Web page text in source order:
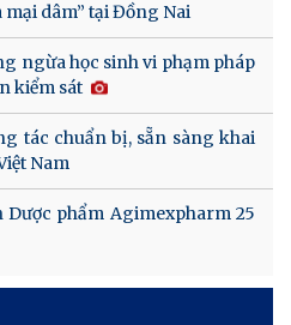
mại dâm” tại Đồng Nai
ngừa học sinh vi phạm pháp
kiểm sát
tác chuẩn bị, sẵn sàng khai
Nam
phẩm Agimexpharm 25